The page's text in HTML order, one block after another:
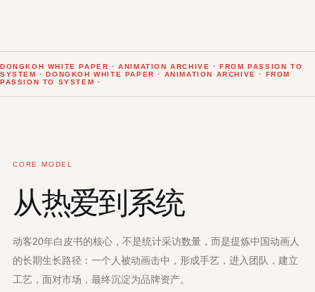
DONGKOH WHITE PAPER · ANIMATION ARCHIVE · FROM PASSION TO
SYSTEM · DONGKOH WHITE PAPER · ANIMATION ARCHIVE · FROM
PASSION TO SYSTEM ·
CORE MODEL
从热爱到系统
动客20年白皮书的核心，不是统计采访数量，而是提炼中国动画人
的长期生长路径：一个人被动画击中，形成手艺，进入团队，建立
工艺，面对市场，最终沉淀为品牌资产。